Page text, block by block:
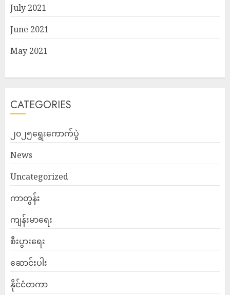
July 2021
June 2021
May 2021
CATEGORIES
၂၀၂၅ရွေးကောက်ပွဲ
News
Uncategorized
ကာတွန်း
ကျန်းမာရေး
စီးပွားရေး
ဆောင်းပါး
နိုင်ငံတကာ